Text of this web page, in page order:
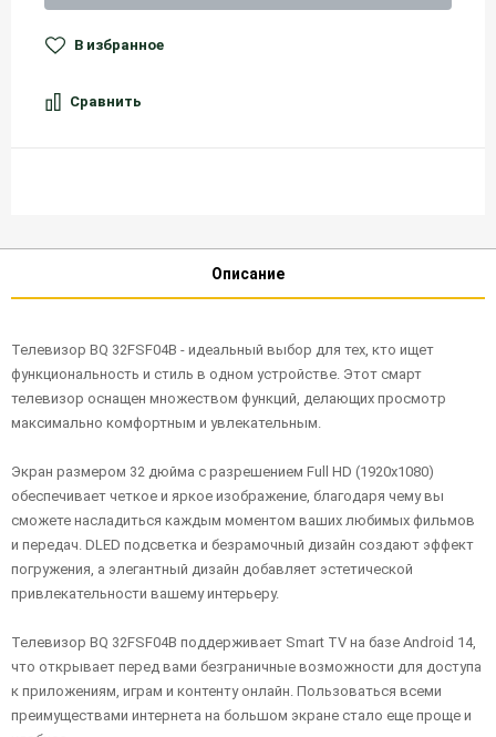
В избранное
Сравнить
Описание
Телевизор BQ 32FSF04B - идеальный выбор для тех, кто ищет
функциональность и стиль в одном устройстве. Этот смарт
телевизор оснащен множеством функций, делающих просмотр
максимально комфортным и увлекательным.
Экран размером 32 дюйма с разрешением Full HD (1920x1080)
обеспечивает четкое и яркое изображение, благодаря чему вы
сможете насладиться каждым моментом ваших любимых фильмов
и передач. DLED подсветка и безрамочный дизайн создают эффект
погружения, а элегантный дизайн добавляет эстетической
привлекательности вашему интерьеру.
Телевизор BQ 32FSF04B поддерживает Smart TV на базе Android 14,
что открывает перед вами безграничные возможности для доступа
к приложениям, играм и контенту онлайн. Пользоваться всеми
преимуществами интернета на большом экране стало еще проще и